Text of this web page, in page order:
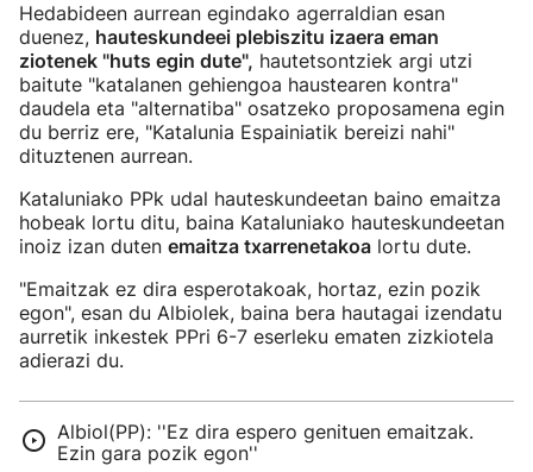
Hedabideen aurrean egindako agerraldian esan
duenez, hauteskundeei plebiszitu izaera eman
ziotenek "huts egin dute", hautetsontziek argi utzi
baitute "katalanen gehiengoa haustearen kontra"
daudela eta "alternatiba" osatzeko proposamena egin
du berriz ere, "Katalunia Espainiatik bereizi nahi"
dituztenen aurrean.
Kataluniako PPk udal hauteskundeetan baino emaitza
hobeak lortu ditu, baina Kataluniako hauteskundeetan
inoiz izan duten emaitza txarrenetakoa lortu dute.
"Emaitzak ez dira esperotakoak, hortaz, ezin pozik
egon", esan du Albiolek, baina bera hautagai izendatu
aurretik inkestek PPri 6-7 eserleku ematen zizkiotela
adierazi du.
Albiol(PP): ''Ez dira espero genituen emaitzak.
Ezin gara pozik egon''